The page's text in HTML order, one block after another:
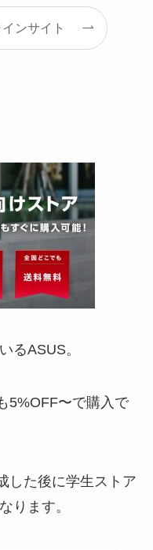
ンサイト
るASUS。
5%OFF〜で購入で
した後に学生ストア
ります。